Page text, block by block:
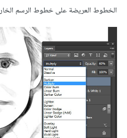
الخطوط العريضة على خطوط الرسم